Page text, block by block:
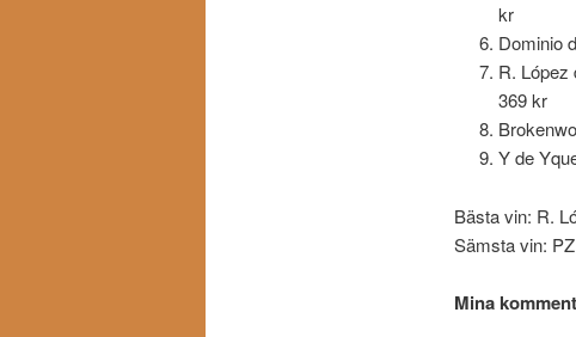
kr
Dominio
R. López
369 kr
Y de
Bästa vin: R.
Sämsta vin:
Mina